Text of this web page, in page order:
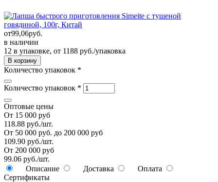
от99,06руб.
в наличии
12 в упаковке, от 1188 руб./упаковка
Количество упаковок *
Количество упаковок *
Оптовые цены
От 15 000 руб
118.88 руб./шт.
От 50 000 руб. до 200 000 руб
109.90 руб./шт.
От 200 000 руб
99.06 руб./шт.
Описание
Доставка
Оплата
Сертификаты